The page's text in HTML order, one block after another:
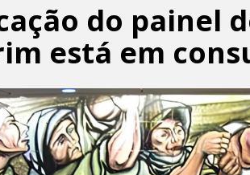
do painel
está em